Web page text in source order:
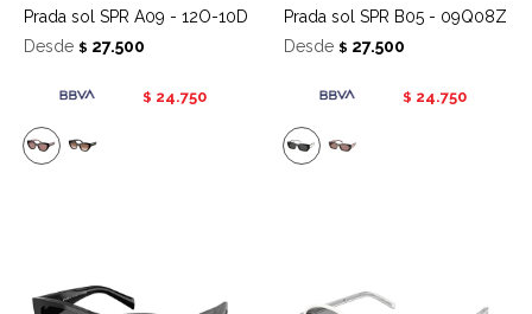
Prada sol SPR A09 - 12O-10D
Desde $ 27.500
$ 24.750
Prada sol SPR B05 - 09Q08Z
Desde $ 27.500
$ 24.750